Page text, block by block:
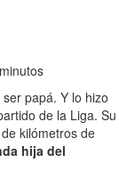
papá. Y lo hizo
de la Liga. Su
kilómetros de
hija del